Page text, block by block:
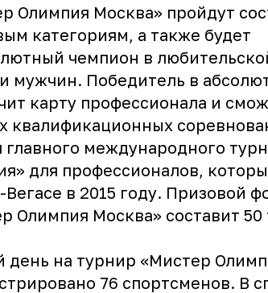
Олимпия Москва» пройдут
категориям, а также будет
чемпион в
мужчин. Победитель в
карту профессионала и
квалификационных
главного международного
для профессионалов,
Вегасе в 2015 году. Призовой
Олимпия Москва» составит 50
день на турнир «Мистер
76 спортсменов. В